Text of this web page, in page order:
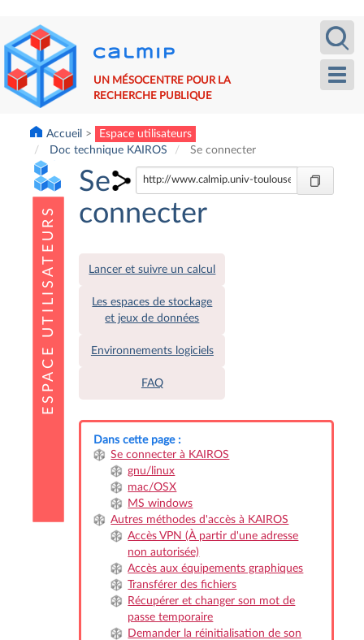
au
contenu
principal
UN MÉSOCENTRE POUR LA
RECHERCHE PUBLIQUE
Accueil
Espace utilisateurs
Doc technique KAIROS
Se connecter
Se
connecter
Lancer et suivre un calcul
Les espaces de stockage
et jeux de données
Environnements logiciels
FAQ
Dans cette page :
Se connecter à KAIROS
gnu/linux
mac/OSX
MS windows
Autres méthodes d'accès à KAIROS
Accès VPN (À partir d'une adresse
non autorisée)
Accès aux équipements graphiques
Transférer des fichiers
Récupérer et changer son mot de
passe temporaire
Demander la réinitialisation de son